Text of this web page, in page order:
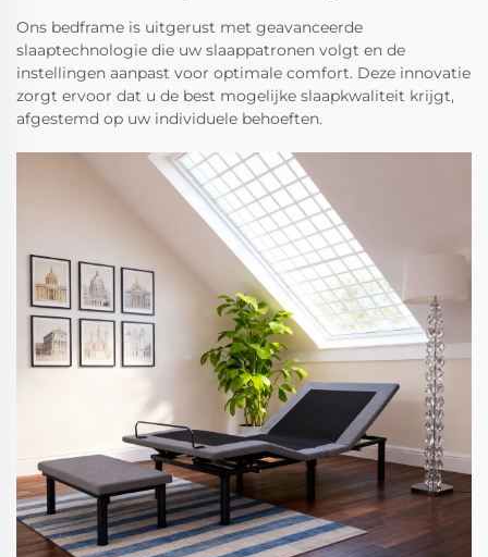
Ons bedframe is uitgerust met geavanceerde
slaaptechnologie die uw slaappatronen volgt en de
instellingen aanpast voor optimale comfort. Deze innovatie
zorgt ervoor dat u de best mogelijke slaapkwaliteit krijgt,
afgestemd op uw individuele behoeften.